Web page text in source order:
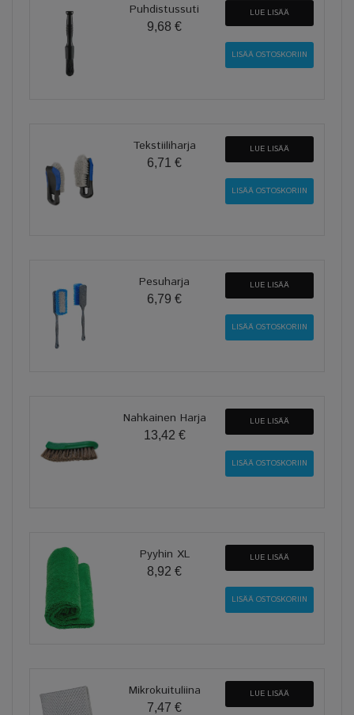
Puhdistussuti
9,68 €
LUE LISÄÄ
Tekstiiliharja
6,71 €
LUE LISÄÄ
Pesuharja
6,79 €
LUE LISÄÄ
Nahkainen Harja
13,42 €
LUE LISÄÄ
Pyyhin XL
8,92 €
LUE LISÄÄ
Mikrokuituliina
7,47 €
LUE LISÄÄ